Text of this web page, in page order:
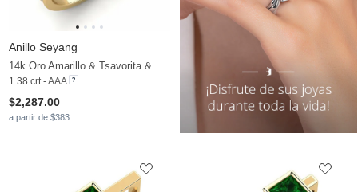
Anillo Seyang
1.38 crt - AAA
$2,287.00
a partir de $383